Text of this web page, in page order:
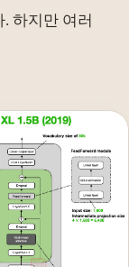
하지만 여러